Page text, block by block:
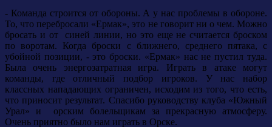
- Команда строится от обороны. А у нас проблемы в обороне.
То, что перебросали «Ермак», это не говорит ни о чем. Можно
бросать и от синей линии, но это еще не считается броском
по воротам. Когда броски с ближнего, среднего пятака, с
убойной позиции, - это броски. «Ермак» нас не пустил туда.
Была очень энергозатратная игра. Играть в атаке могут
команды, где отличный подбор игроков. У нас набор
классных нападающих ограничен, исходим из того, что есть,
что приносит результат. Спасибо руководству клуба «Южный
Урал» и орским болельщикам за прекрасную атмосферу.
Очень приятно было нам играть в Орске.